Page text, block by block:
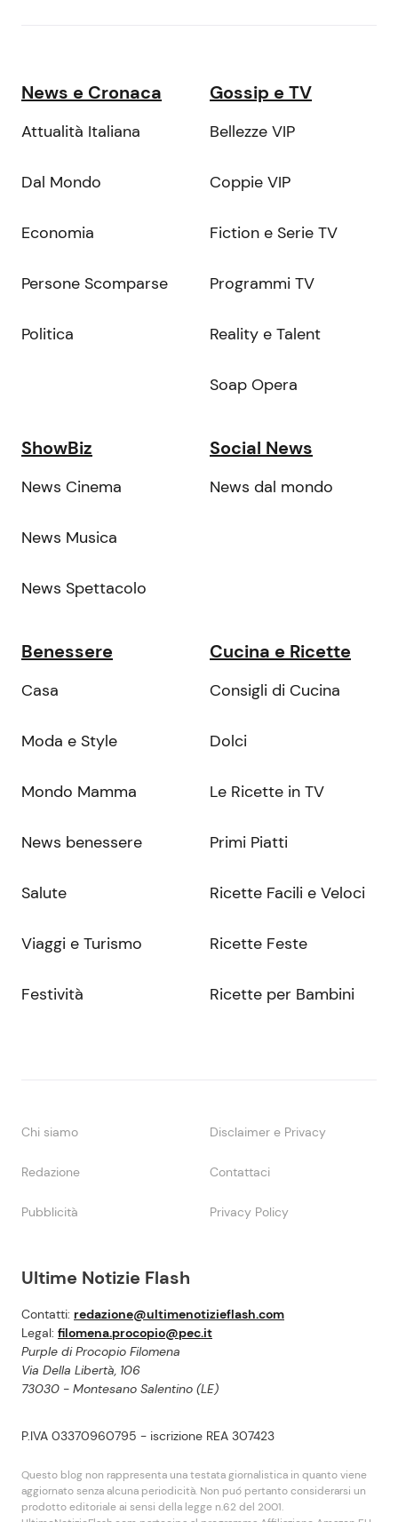
Ultime Notizie Flash
Contatti: redazione@ultimenotizieflash.com
Legal: filomena.procopio@pec.it
Purple di Procopio Filomena
Via Della Libertà, 106
73030 - Montesano Salentino (LE)
P.IVA 03370960795 - iscrizione REA 307423
Questo blog non rappresenta una testata giornalistica in quanto viene
aggiornato senza alcuna periodicità. Non puó pertanto considerarsi un
prodotto editoriale ai sensi della legge n.62 del 2001.
News e Cronaca
Attualità Italiana
Dal Mondo
Economia
Persone Scomparse
Politica
Gossip e TV
Bellezze VIP
Coppie VIP
Fiction e Serie TV
Programmi TV
Reality e Talent
Soap Opera
ShowBiz
News Cinema
News Musica
News Spettacolo
Social News
News dal mondo
Benessere
Casa
Moda e Style
Mondo Mamma
News benessere
Salute
Viaggi e Turismo
Festività
Cucina e Ricette
Consigli di Cucina
Dolci
Le Ricette in TV
Primi Piatti
Ricette Facili e Veloci
Ricette Feste
Ricette per Bambini
Chi siamo Disclaimer e Privacy
Redazione Contattaci
Pubblicità Privacy Policy